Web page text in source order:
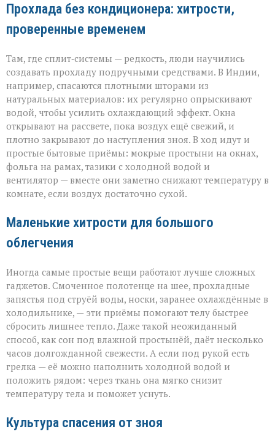
Прохлада без кондиционера: хитрости,
проверенные временем
Там, где сплит‑системы — редкость, люди научились
создавать прохладу подручными средствами. В Индии,
например, спасаются плотными шторами из
натуральных материалов: их регулярно опрыскивают
водой, чтобы усилить охлаждающий эффект. Окна
открывают на рассвете, пока воздух ещё свежий, и
плотно закрывают до наступления зноя. В ход идут и
простые бытовые приёмы: мокрые простыни на окнах,
фольга на рамах, тазики с холодной водой и
вентилятор — вместе они заметно снижают температуру в
комнате, если воздух достаточно сухой.
Маленькие хитрости для большого
облегчения
Иногда самые простые вещи работают лучше сложных
гаджетов. Смоченное полотенце на шее, прохладные
запястья под струёй воды, носки, заранее охлаждённые в
холодильнике, — эти приёмы помогают телу быстрее
сбросить лишнее тепло. Даже такой неожиданный
способ, как сон под влажной простынёй, даёт несколько
часов долгожданной свежести. А если под рукой есть
грелка — её можно наполнить холодной водой и
положить рядом: через ткань она мягко снизит
температуру тела и поможет уснуть.
Культура спасения от зноя